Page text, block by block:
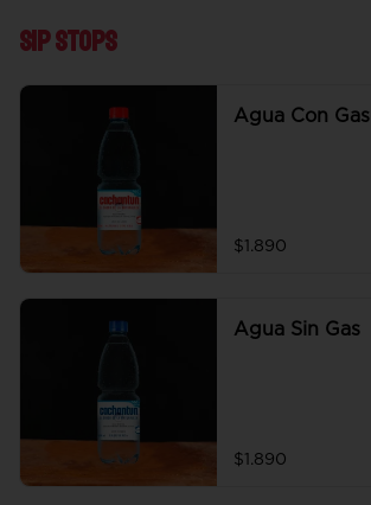
Sip Stops
Agua Con Gas
$1.890
Agua Sin Gas
$1.890